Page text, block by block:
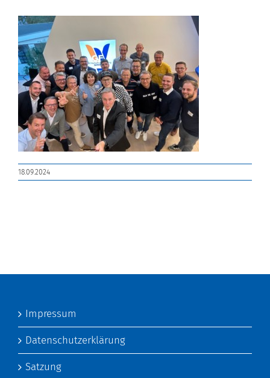
18.09.2024
Impressum
Datenschutzerklärung
Satzung